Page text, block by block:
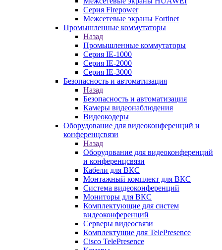
Серия Firepower
Межсетевые экраны Fortinet
Промышленные коммутаторы
Назад
Промышленные коммутаторы
Серия IE-1000
Серия IE-2000
Серия IE-3000
Безопасность и автоматизация
Назад
Безопасность и автоматизация
Камеры видеонаблюдения
Видеокодеры
Оборудование для видеоконференций и
конференцсвязи
Назад
Оборудование для видеоконференций
и конференцсвязи
Кабели для ВКС
Монтажный комплект для ВКС
Система видеоконференций
Мониторы для ВКС
Комплектующие для систем
видеоконференций
Серверы видеосвязи
Комплектущие для TelePresence
Cisco TelePresence